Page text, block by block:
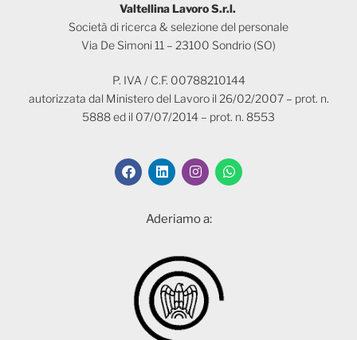
Valtellina Lavoro S.r.l.
Società di ricerca & selezione del personale
Via De Simoni 11 – 23100 Sondrio (SO)
P. IVA / C.F. 00788210144
autorizzata dal Ministero del Lavoro il 26/02/2007 – prot. n.
5888 ed il 07/07/2014 – prot. n. 8553
Aderiamo a: